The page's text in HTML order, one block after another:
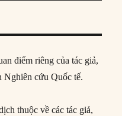
điểm riêng của tác giả,
Nghiên cứu Quốc tế.
thuộc về các tác giả,